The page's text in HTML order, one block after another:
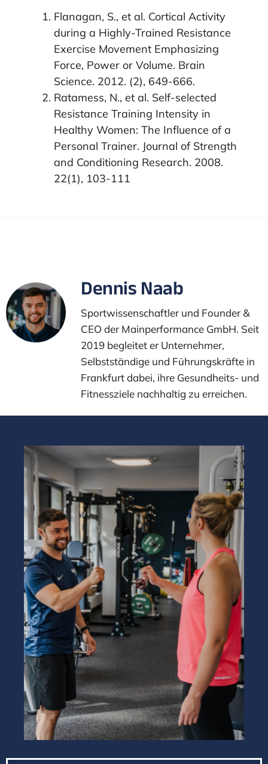
Flanagan, S., et al. Cortical Activity
during a Highly-Trained Resistance
Exercise Movement Emphasizing
Force, Power or Volume. Brain
Science. 2012. (2), 649-666.
Ratamess, N., et al. Self-selected
Resistance Training Intensity in
Healthy Women: The Influence of a
Personal Trainer. Journal of Strength
and Conditioning Research. 2008.
22(1), 103-111
Dennis Naab
Sportwissenschaftler und Founder &
CEO der Mainperformance GmbH. Seit
2019 begleitet er Unternehmer,
Selbstständige und Führungskräfte in
Frankfurt dabei, ihre Gesundheits- und
Fitnessziele nachhaltig zu erreichen.